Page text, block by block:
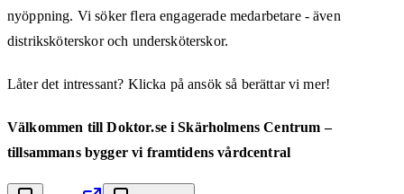
nyöppning. Vi söker flera engagerade medarbetare - även
distriksköterskor och undersköterskor.
Låter det intressant? Klicka på ansök så berättar vi mer!
Välkommen till Doktor.se i Skärholmens Centrum –
tillsammans bygger vi framtidens vårdcentral